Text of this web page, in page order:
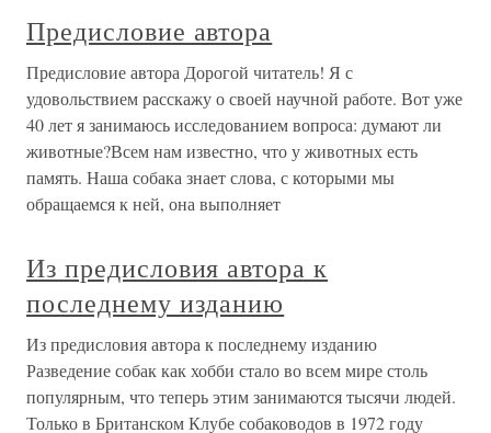
Предисловие автора
Предисловие автора Дорогой читатель! Я с
удовольствием расскажу о своей научной работе. Вот уже
40 лет я занимаюсь исследованием вопроса: думают ли
животные?Всем нам известно, что у животных есть
память. Наша собака знает слова, с которыми мы
обращаемся к ней, она выполняет
Из предисловия автора к
последнему изданию
Из предисловия автора к последнему изданию
Разведение собак как хобби стало во всем мире столь
популярным, что теперь этим занимаются тысячи людей.
Только в Британском Клубе собаководов в 1972 году